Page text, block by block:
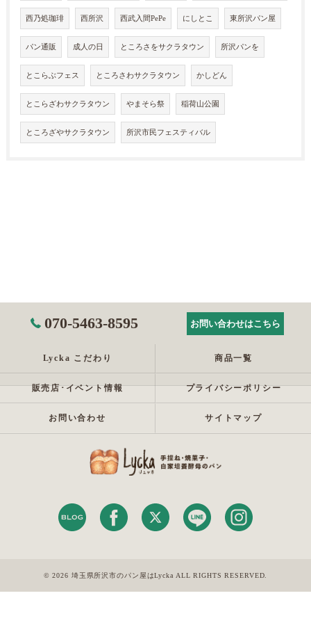
西乃処珈琲 西所沢 西武入間PePe にしとこ 東所沢パン屋
パン通販 成人の日 ところさをサクラタウン 所沢パンを
とこらぶフェス ところさわサクラタウン かしどん
とこらざわサクラタウン やまそら祭 稲荷山公園
ところざやサクラタウン 所沢市民フェスティバル
070-5463-8595 お問い合わせはこちら
Lycka こだわり 商品一覧
販売店･イベント情報 プライバシーポリシー
お問い合わせ サイトマップ
© 2026 埼玉県所沢市のパン屋はLycka ALL RIGHTS RESERVED.